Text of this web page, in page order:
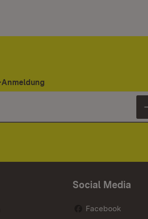
Social Media
Facebook